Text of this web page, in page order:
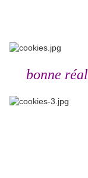
bonne